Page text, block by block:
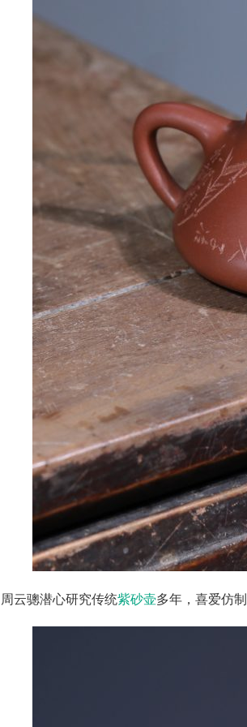
       周云骢潜心研究传统
紫砂壶多年，喜爱仿制